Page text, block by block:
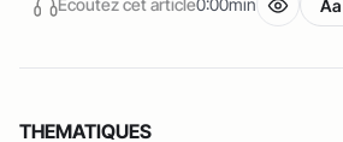
Écoutez cet article0:00min Aa
THEMATIQUES